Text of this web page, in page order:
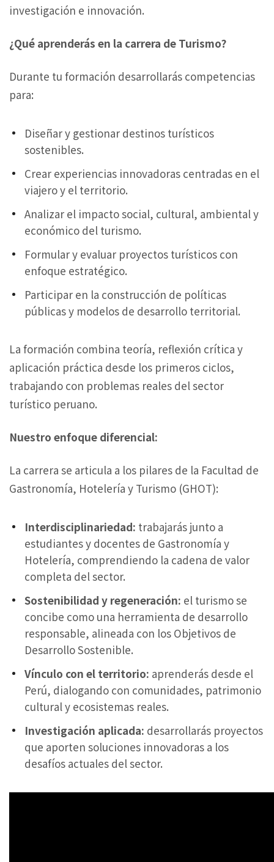
investigación e innovación.
¿Qué aprenderás en la carrera de Turismo?
Durante tu formación desarrollarás competencias
para:
Diseñar y gestionar destinos turísticos
sostenibles.
Crear experiencias innovadoras centradas en el
viajero y el territorio.
Analizar el impacto social, cultural, ambiental y
económico del turismo.
Formular y evaluar proyectos turísticos con
enfoque estratégico.
Participar en la construcción de políticas
públicas y modelos de desarrollo territorial.
La formación combina teoría, reflexión crítica y
aplicación práctica desde los primeros ciclos,
trabajando con problemas reales del sector
turístico peruano.
Nuestro enfoque diferencial:
La carrera se articula a los pilares de la Facultad de
Gastronomía, Hotelería y Turismo (GHOT):
Interdisciplinariedad: trabajarás junto a
estudiantes y docentes de Gastronomía y
Hotelería, comprendiendo la cadena de valor
completa del sector.
Sostenibilidad y regeneración: el turismo se
concibe como una herramienta de desarrollo
responsable, alineada con los Objetivos de
Desarrollo Sostenible.
Vínculo con el territorio: aprenderás desde el
Perú, dialogando con comunidades, patrimonio
cultural y ecosistemas reales.
Investigación aplicada: desarrollarás proyectos
que aporten soluciones innovadoras a los
desafíos actuales del sector.